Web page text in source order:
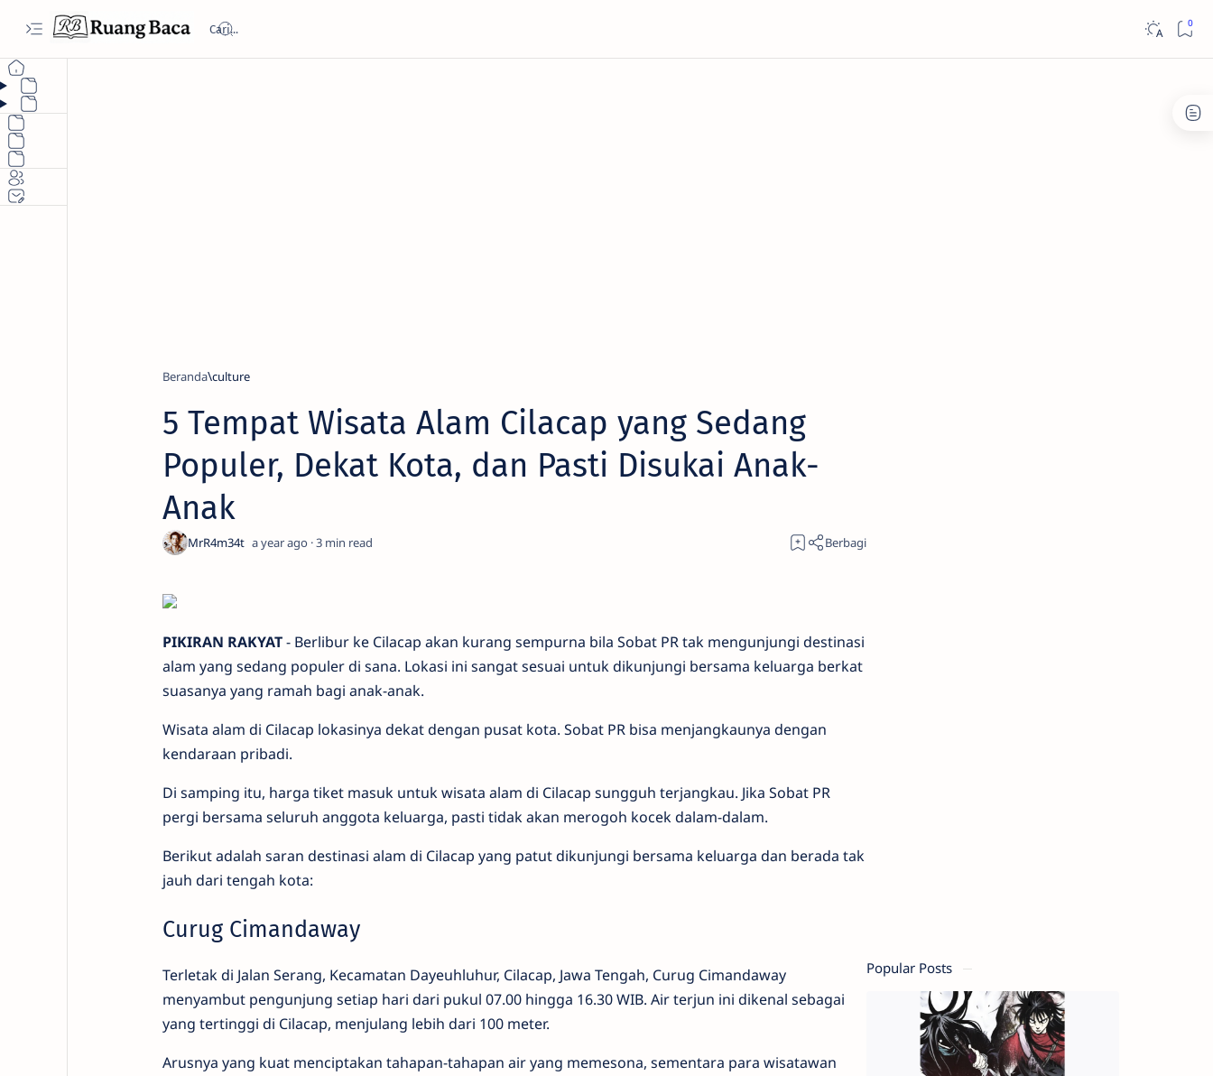
Beranda culture
5 Tempat Wisata Alam Cilacap yang Sedang
Populer, Dekat Kota, dan Pasti Disukai Anak-
Anak
a year ago 3
PIKIRAN RAKYAT- Berlibur ke Cilacap akan kurang sempurna bila Sobat PR tak mengunjungi destinasi
alam yang sedang populer di sana. Lokasi ini sangat sesuai untuk dikunjungi bersama keluarga berkat
suasanya yang ramah bagi anak-anak.
Wisata alam di Cilacap lokasinya dekat dengan pusat kota. Sobat PR bisa menjangkaunya dengan
kendaraan pribadi.
Di samping itu, harga tiket masuk untuk wisata alam di Cilacap sungguh terjangkau. Jika Sobat PR
pergi bersama seluruh anggota keluarga, pasti tidak akan merogoh kocek dalam-dalam.
Berikut adalah saran destinasi alam di Cilacap yang patut dikunjungi bersama keluarga dan berada tak
jauh dari tengah kota:
Curug Cimandaway
Terletak di Jalan Serang, Kecamatan Dayeuhluhur, Cilacap, Jawa Tengah, Curug Cimandaway
menyambut pengunjung setiap hari dari pukul 07.00 hingga 16.30 WIB. Air terjun ini dikenal sebagai
yang tertinggi di Cilacap, menjulang lebih dari 100 meter.
Arusnya yang kuat menciptakan tahapan-tahapan air yang memesona, sementara para wisatawan
Popular Posts